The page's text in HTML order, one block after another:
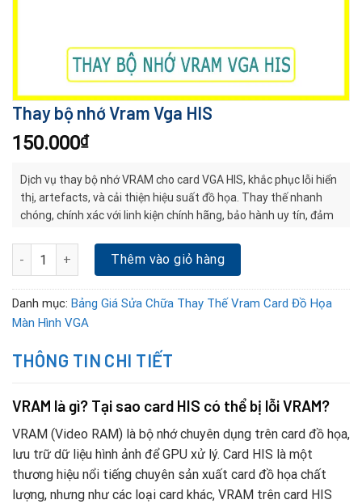
Thay bộ nhớ Vram Vga HIS
150.000₫
Dịch vụ thay bộ nhớ VRAM cho card VGA HIS, khắc phục lỗi hiển
thị, artefacts, và cải thiện hiệu suất đồ họa. Thay thế nhanh
chóng, chính xác với linh kiện chính hãng, bảo hành uy tín, đảm
Thay bộ nhớ Vram Vga HIS số lượng
Thêm vào giỏ hàng
Danh mục: Bảng Giá Sửa Chữa Thay Thế Vram Card Đồ Họa
Màn Hình VGA
THÔNG TIN CHI TIẾT
VRAM là gì? Tại sao card HIS có thể bị lỗi VRAM?
VRAM (Video RAM) là bộ nhớ chuyên dụng trên card đồ họa,
lưu trữ dữ liệu hình ảnh để GPU xử lý. Card HIS là một
thương hiệu nổi tiếng chuyên sản xuất card đồ họa chất
lượng, nhưng như các loại card khác, VRAM trên card HIS